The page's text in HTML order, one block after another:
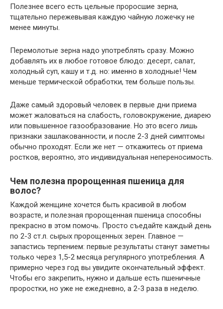
Полезнее всего есть цельные проросшие зерна,
тщательно пережевывая каждую чайную ложечку не
менее минуты.
Перемолотые зерна надо употреблять сразу. Можно
добавлять их в любое готовое блюдо: десерт, салат,
холодный суп, кашу и т.д. но: именно в холодные! Чем
меньше термической обработки, тем больше пользы.
Даже самый здоровый человек в первые дни приема
может жаловаться на слабость, головокружение, диарею
или повышенное газообразование. Но это всего лишь
признаки зашлакованности, и после 2-3 дней симптомы
обычно проходят. Если же нет — откажитесь от приема
ростков, вероятно, это индивидуальная непереносимость.
Чем полезна пророщенная пшеница для
волос?
Каждой женщине хочется быть красивой в любом
возрасте, и полезная пророщенная пшеница способны
прекрасно в этом помочь. Просто съедайте каждый день
по 2-3 ст.л. сырых пророщенных зерен. Главное —
запастись терпением: первые результаты станут заметны
только через 1,5-2 месяца регулярного употребления. А
примерно через год вы увидите окончательный эффект.
Чтобы его закрепить, нужно и дальше есть пшеничные
проростки, но уже не ежедневно, а 2-3 раза в неделю.